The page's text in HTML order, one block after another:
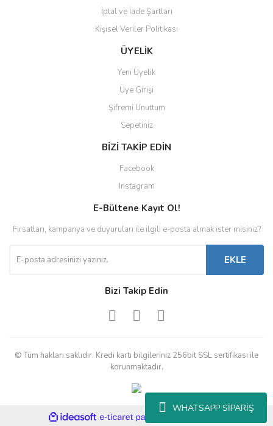
WHATSAPP SİPARİŞ
İptal ve İade Şartları
Kişisel Veriler Politikası
ÜYELİK
Yeni Üyelik
Üye Girişi
Şifremi Unuttum
Sepetiniz
BİZİ TAKİP EDİN
Facebook
Instagram
E-Bültene Kayıt Ol!
Fırsatları, kampanya ve duyuruları ile ilgili e-posta almak ister misiniz?
EKLE
Bizi Takip Edin
© Tüm hakları saklıdır. Kredi kartı bilgileriniz 256bit SSL sertifikası ile
korunmaktadır.
ideasoft